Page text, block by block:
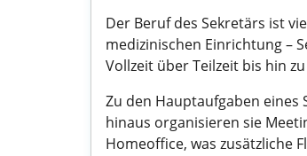
Der Beruf des Sekretärs ist
medizinischen Einrichtung –
Vollzeit über Teilzeit bis hin
Zu den Hauptaufgaben
hinaus organisieren sie
Homeoffice, was zusätzliche